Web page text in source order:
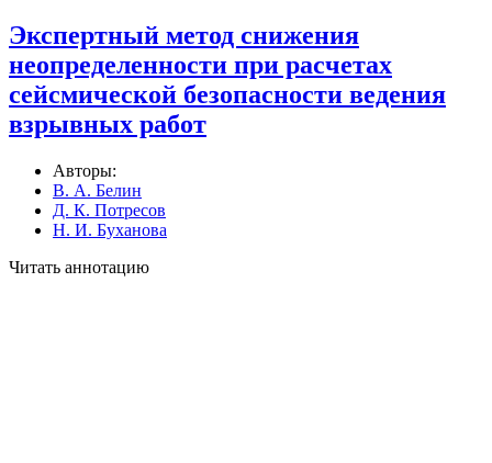
Экспертный метод снижения
неопределенности при расчетах
сейсмической безопасности ведения
взрывных работ
Авторы:
В. А. Белин
Д. К. Потресов
Н. И. Буханова
Читать аннотацию